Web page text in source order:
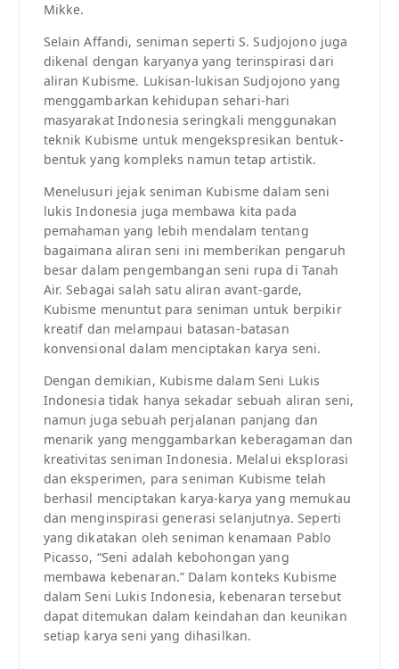
Mikke.
Selain Affandi, seniman seperti S. Sudjojono juga
dikenal dengan karyanya yang terinspirasi dari
aliran Kubisme. Lukisan-lukisan Sudjojono yang
menggambarkan kehidupan sehari-hari
masyarakat Indonesia seringkali menggunakan
teknik Kubisme untuk mengekspresikan bentuk-
bentuk yang kompleks namun tetap artistik.
Menelusuri jejak seniman Kubisme dalam seni
lukis Indonesia juga membawa kita pada
pemahaman yang lebih mendalam tentang
bagaimana aliran seni ini memberikan pengaruh
besar dalam pengembangan seni rupa di Tanah
Air. Sebagai salah satu aliran avant-garde,
Kubisme menuntut para seniman untuk berpikir
kreatif dan melampaui batasan-batasan
konvensional dalam menciptakan karya seni.
Dengan demikian, Kubisme dalam Seni Lukis
Indonesia tidak hanya sekadar sebuah aliran seni,
namun juga sebuah perjalanan panjang dan
menarik yang menggambarkan keberagaman dan
kreativitas seniman Indonesia. Melalui eksplorasi
dan eksperimen, para seniman Kubisme telah
berhasil menciptakan karya-karya yang memukau
dan menginspirasi generasi selanjutnya. Seperti
yang dikatakan oleh seniman kenamaan Pablo
Picasso, “Seni adalah kebohongan yang
membawa kebenaran.” Dalam konteks Kubisme
dalam Seni Lukis Indonesia, kebenaran tersebut
dapat ditemukan dalam keindahan dan keunikan
setiap karya seni yang dihasilkan.